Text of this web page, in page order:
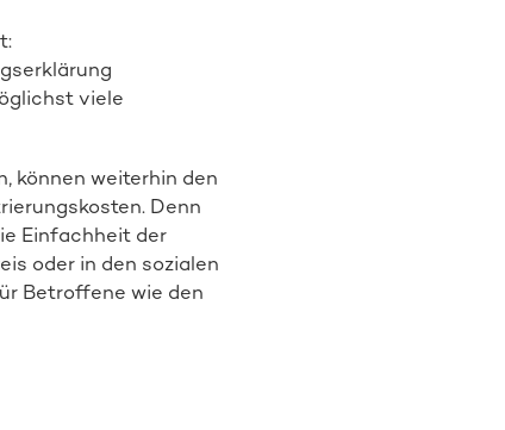
viele
können weiterhin den
Denn
Einfachheit der
oder in den sozialen
Betroffene wie den